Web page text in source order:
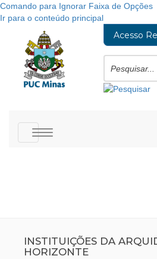
Comando para Ignorar Faixa de Opções
Ir para o conteúdo principal
Acesso
Toggle
navigation
INSTITUIÇÕES DA
HORIZONTE